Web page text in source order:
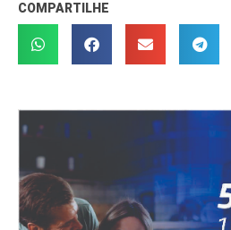
COMPARTILHE